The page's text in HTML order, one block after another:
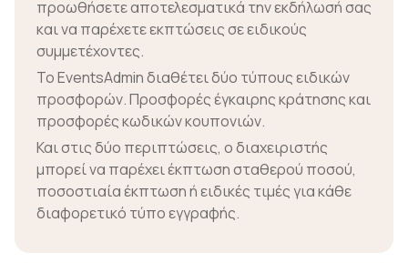
προωθήσετε αποτελεσματικά την εκδήλωσή σας
και να παρέχετε εκπτώσεις σε ειδικούς
συμμετέχοντες.
Το EventsAdmin διαθέτει δύο τύπους ειδικών
προσφορών. Προσφορές έγκαιρης κράτησης και
προσφορές κωδικών κουπονιών.
Και στις δύο περιπτώσεις, ο διαχειριστής
μπορεί να παρέχει έκπτωση σταθερού ποσού,
ποσοστιαία έκπτωση ή ειδικές τιμές για κάθε
διαφορετικό τύπο εγγραφής.